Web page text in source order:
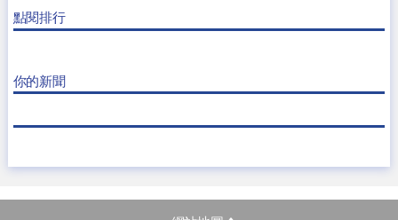
點閱排行
你的新聞